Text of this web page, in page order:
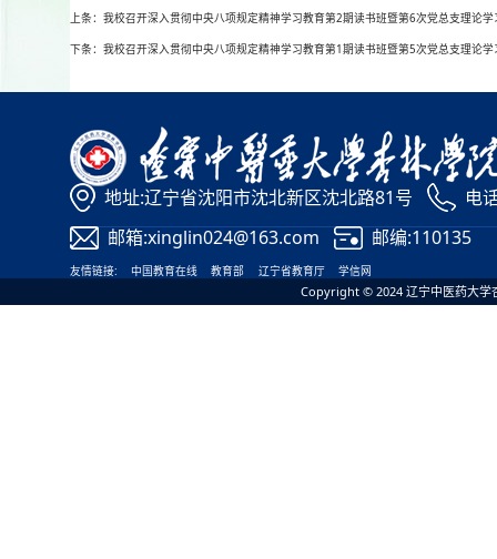
上条：我校召开深入贯彻中央八项规定精神学习教育第2期读书班暨第6次党总支理论
下条：我校召开深入贯彻中央八项规定精神学习教育第1期读书班暨第5次党总支理论
地址:辽宁省沈阳市沈北新区沈北路81号
电
邮箱:xinglin024@163.com
邮编:110135
友情链接: 中国教育在线 教育部 辽宁省教育厅 学信网
Copyright © 2024 辽宁中医药大